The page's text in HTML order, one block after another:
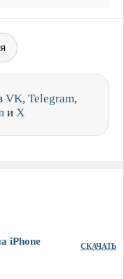
VK, Telegram,
и X
iPhone СКАЧАТЬ